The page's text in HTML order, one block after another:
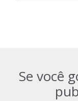
Se você